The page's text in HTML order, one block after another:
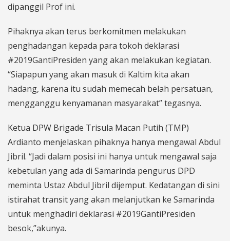
dipanggil Prof ini.
Pihaknya akan terus berkomitmen melakukan
penghadangan kepada para tokoh deklarasi
#2019GantiPresiden yang akan melakukan kegiatan.
“Siapapun yang akan masuk di Kaltim kita akan
hadang, karena itu sudah memecah belah persatuan,
mengganggu kenyamanan masyarakat” tegasnya.
Ketua DPW Brigade Trisula Macan Putih (TMP)
Ardianto menjelaskan pihaknya hanya mengawal Abdul
Jibril. “Jadi dalam posisi ini hanya untuk mengawal saja
kebetulan yang ada di Samarinda pengurus DPD
meminta Ustaz Abdul Jibril dijemput. Kedatangan di sini
istirahat transit yang akan melanjutkan ke Samarinda
untuk menghadiri deklarasi #2019GantiPresiden
besok,”akunya.